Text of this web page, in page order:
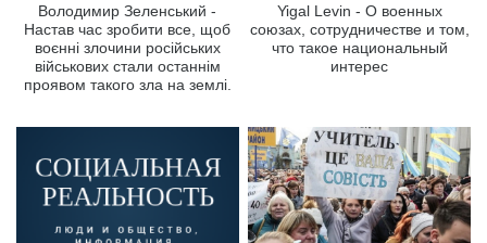
Володимир Зеленський -
Настав час зробити все, щоб
воєнні злочини російських
військових стали останнім
проявом такого зла на землі.
Yigal Levin - О военных
союзах, сотрудничестве и том,
что такое национальный
интерес